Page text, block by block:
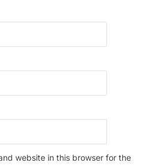
website in this browser for the